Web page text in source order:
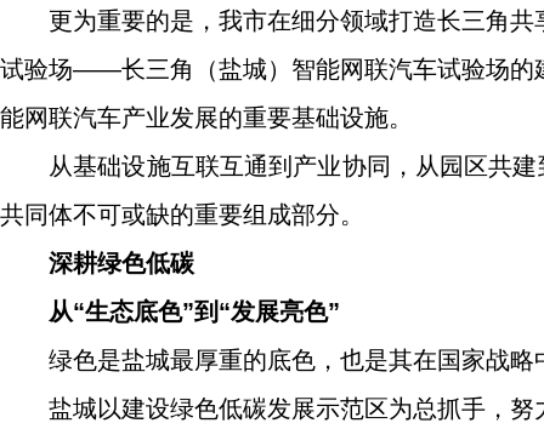
更为重要的是，我市在细分领域打造长三角
试验场——长三角（盐城）智能网联汽车试验场的
能网联汽车产业发展的重要基础设施。
从基础设施互联互通到产业协同，从园区共
共同体不可或缺的重要组成部分。
深耕绿色低碳
从“生态底色”到“发展亮色”
绿色是盐城最厚重的底色，也是其在国家战
盐城以建设绿色低碳发展示范区为总抓手，